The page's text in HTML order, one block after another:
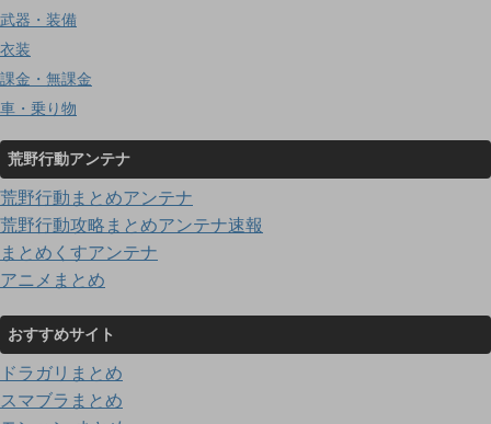
武器・装備
衣装
課金・無課金
車・乗り物
荒野行動アンテナ
荒野行動まとめアンテナ
荒野行動攻略まとめアンテナ速報
まとめくすアンテナ
アニメまとめ
おすすめサイト
ドラガリまとめ
スマブラまとめ